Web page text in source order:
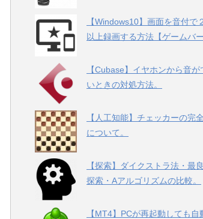
【Windows10】画面を音付で
以上録画する方法【ゲームバー
【Cubase】イヤホンから音が
いときの対処方法。
【人工知能】チェッカーの完
について。
【探索】ダイクストラ法・最
探索・Aアルゴリズムの比較。
【MT4】PCが再起動しても自